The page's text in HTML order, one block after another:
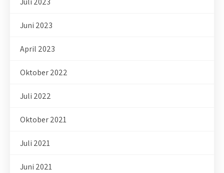
Juni 2023
April 2023
Oktober 2022
Juli 2022
Oktober 2021
Juli 2021
Juni 2021